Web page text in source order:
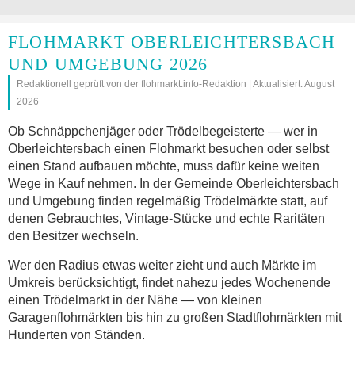
FLOHMARKT OBERLEICHTERSBACH
UND UMGEBUNG 2026
Redaktionell geprüft von der flohmarkt.info-Redaktion | Aktualisiert: August
2026
Ob Schnäppchenjäger oder Trödelbegeisterte — wer in
Oberleichtersbach einen Flohmarkt besuchen oder selbst
einen Stand aufbauen möchte, muss dafür keine weiten
Wege in Kauf nehmen. In der Gemeinde Oberleichtersbach
und Umgebung finden regelmäßig Trödelmärkte statt, auf
denen Gebrauchtes, Vintage-Stücke und echte Raritäten
den Besitzer wechseln.
Wer den Radius etwas weiter zieht und auch Märkte im
Umkreis berücksichtigt, findet nahezu jedes Wochenende
einen Trödelmarkt in der Nähe — von kleinen
Garagenflohmärkten bis hin zu großen Stadtflohmärkten mit
Hunderten von Ständen.